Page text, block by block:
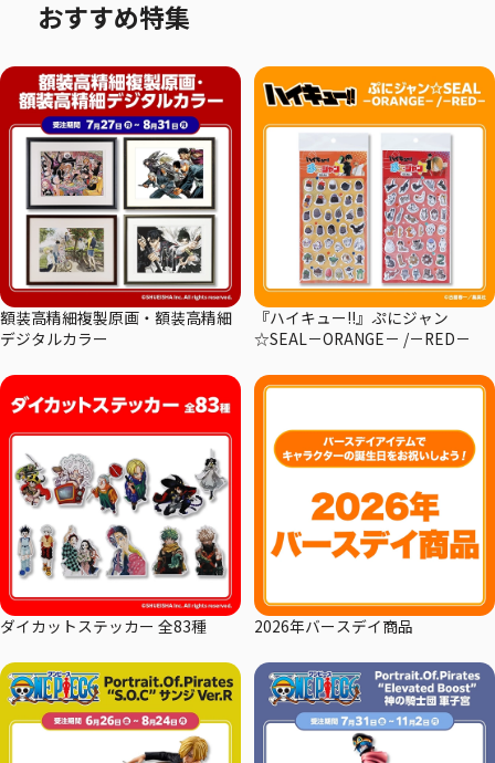
おすすめ特集
額装高精細複製原画・額装高精細
デジタルカラー
『ハイキュー!!』ぷにジャン
☆SEAL－ORANGE－ /－RED－
ダイカットステッカー 全83種 2026年バースデイ商品